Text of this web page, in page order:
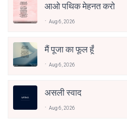
आओ पथिक मेहनत करो
Aug 6, 2026
मैं पूजा का फूल हूँ
Aug 6, 2026
असली स्वाद
Aug 6, 2026